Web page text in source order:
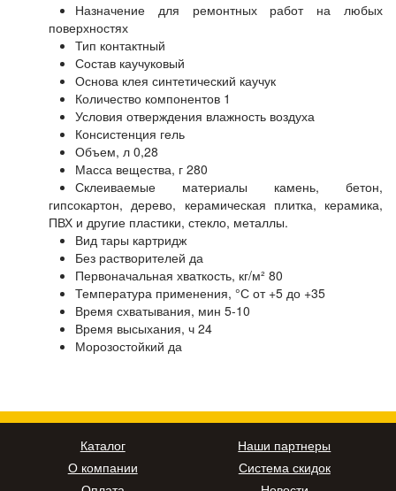
Назначение для ремонтных работ на любых
поверхностях
Тип контактный
Состав каучуковый
Основа клея синтетический каучук
Количество компонентов 1
Условия отверждения влажность воздуха
Консистенция гель
Объем, л 0,28
Масса вещества, г 280
Склеиваемые материалы камень, бетон,
гипсокартон, дерево, керамическая плитка, керамика,
ПВХ и другие пластики, стекло, металлы.
Вид тары картридж
Без растворителей да
Первоначальная хваткость, кг/м² 80
Температура применения, °С от +5 до +35
Время схватывания, мин 5-10
Время высыхания, ч 24
Морозостойкий да
Каталог
О компании
Наши партнеры
Система скидок